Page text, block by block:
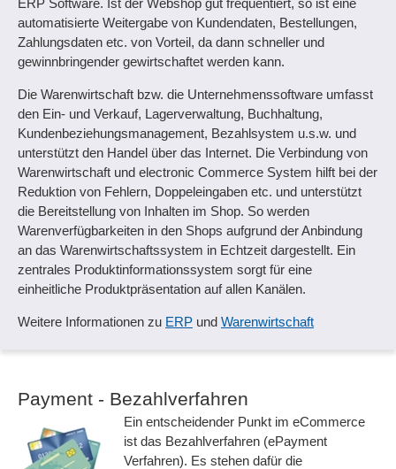
automatisierte Weitergabe von Kundendaten, Bestellungen,
Zahlungsdaten etc. von Vorteil, da dann schneller und
gewinnbringender gewirtschaftet werden kann.
Die Warenwirtschaft bzw. die Unternehmenssoftware umfasst
den Ein- und Verkauf, Lagerverwaltung, Buchhaltung,
Kundenbeziehungsmanagement, Bezahlsystem u.s.w. und
unterstützt den Handel über das Internet. Die Verbindung von
Warenwirtschaft und electronic Commerce System hilft bei der
Reduktion von Fehlern, Doppeleingaben etc. und unterstützt
die Bereitstellung von Inhalten im Shop. So werden
Warenverfügbarkeiten in den Shops aufgrund der Anbindung
an das Warenwirtschaftssystem in Echtzeit dargestellt. Ein
zentrales Produktinformationssystem sorgt für eine
einheitliche Produktpräsentation auf allen Kanälen.
Weitere Informationen zu ERP und Warenwirtschaft
Payment - Bezahlverfahren
Ein entscheidender Punkt im eCommerce
ist das Bezahlverfahren (ePayment
Verfahren). Es stehen dafür die